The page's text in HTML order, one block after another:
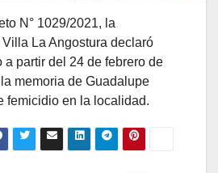
N° 1029/2021, la
La Angostura declaró
a partir del 24 de febrero de
memoria de Guadalupe
femicidio en la localidad.